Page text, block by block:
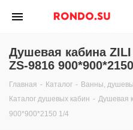
Душевая кабина
ZS-9816
Главная - Каталог - Ванны,
Каталог душевых кабин - Душевая
900*900*2150 1/4